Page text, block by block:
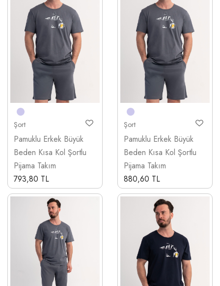
Şort
Pamuklu Erkek Büyük
Beden Kısa Kol Şortlu
Pijama Takım
793,80 TL
Şort
Pamuklu Erkek Büyük
Beden Kısa Kol Şortlu
Pijama Takım
880,60 TL